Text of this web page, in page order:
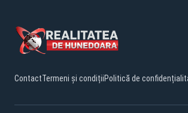
ContactTermeni și condițiiPolitică de